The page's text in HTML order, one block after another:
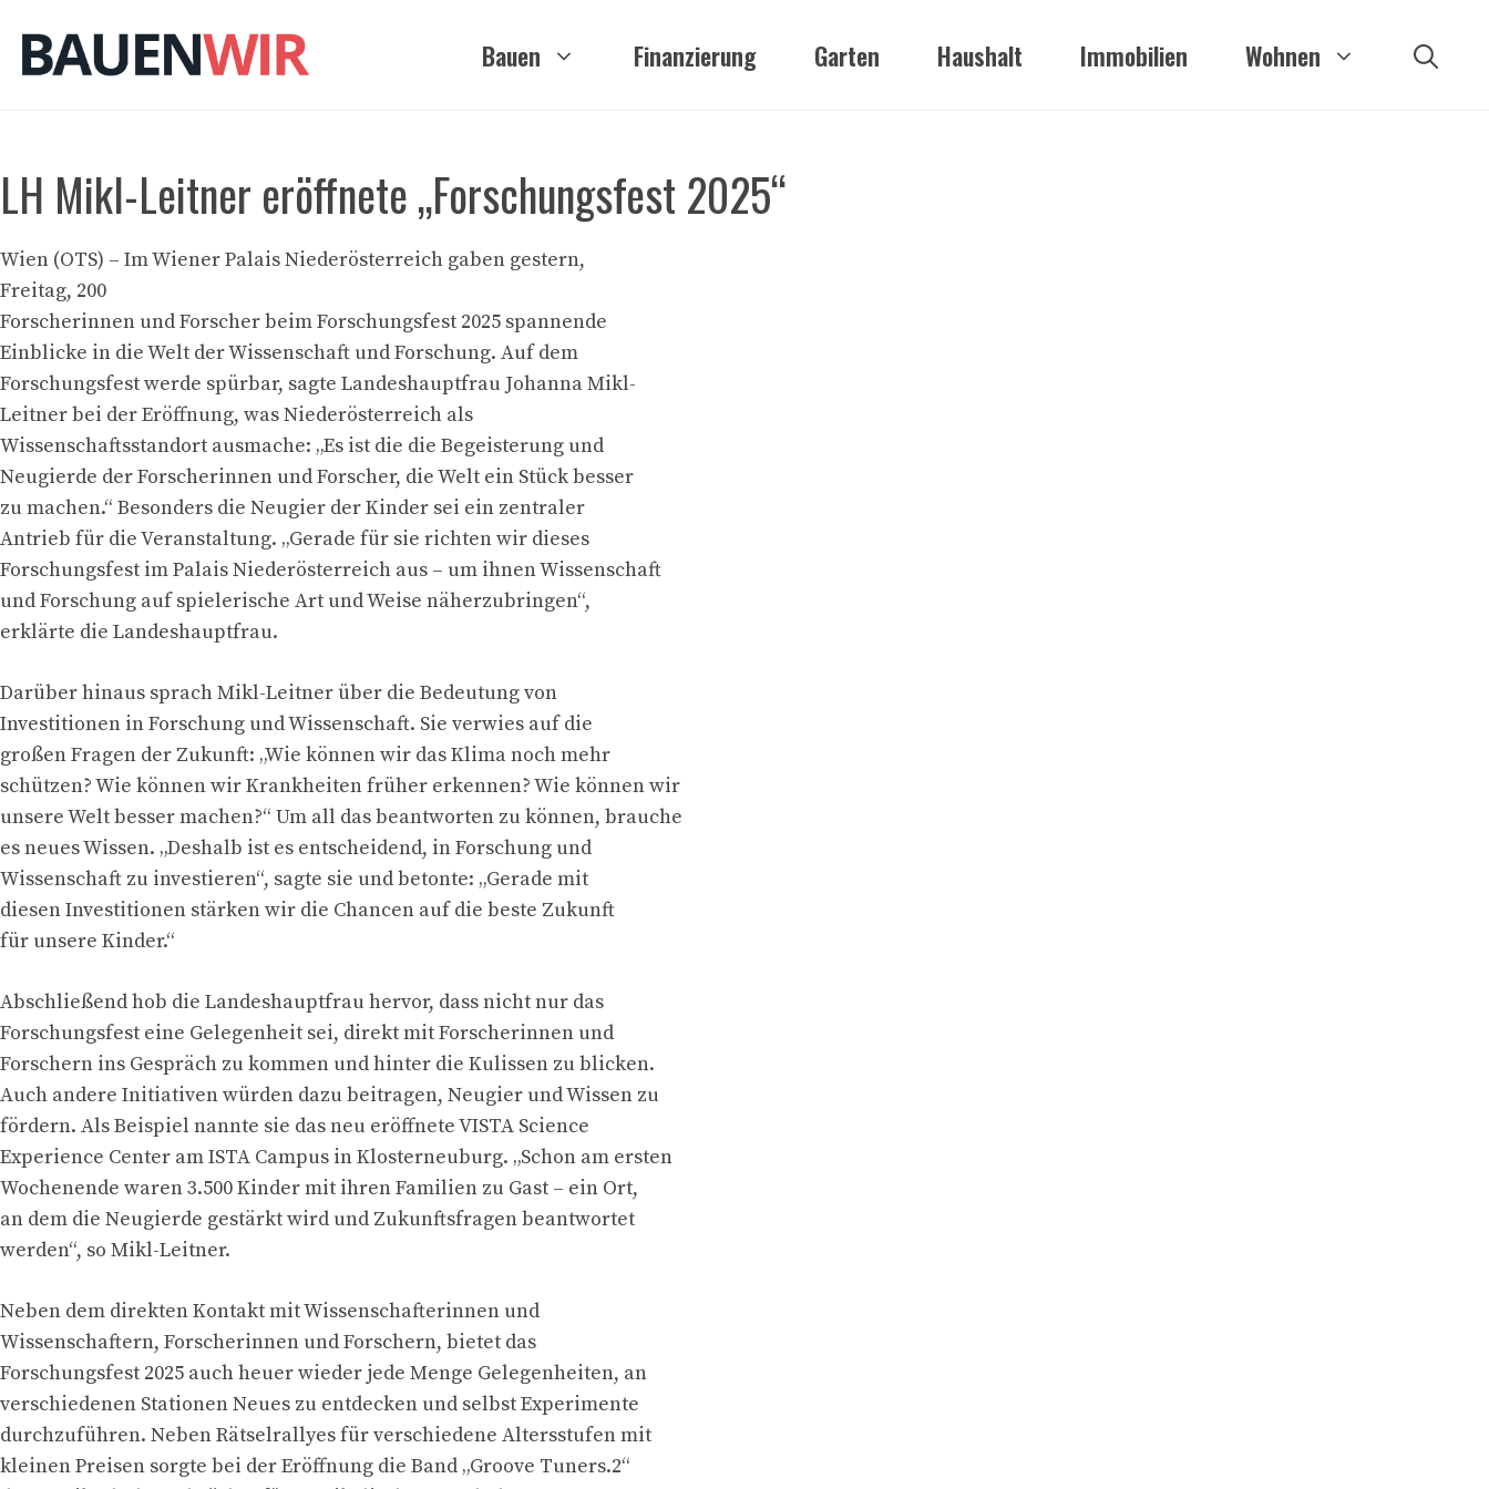
Inhalt
springen
Bauen Finanzierung Garten Haushalt Immobilien Wohnen
LH Mikl-Leitner eröffnete „Forschungsfest 2025“
Wien (OTS) – Im Wiener Palais Niederösterreich gaben gestern,
Freitag, 200
Forscherinnen und Forscher beim Forschungsfest 2025 spannende
Einblicke in die Welt der Wissenschaft und Forschung. Auf dem
Forschungsfest werde spürbar, sagte Landeshauptfrau Johanna Mikl-
Leitner bei der Eröffnung, was Niederösterreich als
Wissenschaftsstandort ausmache: „Es ist die die Begeisterung und
Neugierde der Forscherinnen und Forscher, die Welt ein Stück besser
zu machen.“ Besonders die Neugier der Kinder sei ein zentraler
Antrieb für die Veranstaltung. „Gerade für sie richten wir dieses
Forschungsfest im Palais Niederösterreich aus – um ihnen Wissenschaft
und Forschung auf spielerische Art und Weise näherzubringen“,
erklärte die Landeshauptfrau.
Darüber hinaus sprach Mikl-Leitner über die Bedeutung von
Investitionen in Forschung und Wissenschaft. Sie verwies auf die
großen Fragen der Zukunft: „Wie können wir das Klima noch mehr
schützen? Wie können wir Krankheiten früher erkennen? Wie können wir
unsere Welt besser machen?“ Um all das beantworten zu können, brauche
es neues Wissen. „Deshalb ist es entscheidend, in Forschung und
Wissenschaft zu investieren“, sagte sie und betonte: „Gerade mit
diesen Investitionen stärken wir die Chancen auf die beste Zukunft
für unsere Kinder.“
Abschließend hob die Landeshauptfrau hervor, dass nicht nur das
Forschungsfest eine Gelegenheit sei, direkt mit Forscherinnen und
Forschern ins Gespräch zu kommen und hinter die Kulissen zu blicken.
Auch andere Initiativen würden dazu beitragen, Neugier und Wissen zu
fördern. Als Beispiel nannte sie das neu eröffnete VISTA Science
Experience Center am ISTA Campus in Klosterneuburg. „Schon am ersten
Wochenende waren 3.500 Kinder mit ihren Familien zu Gast – ein Ort,
an dem die Neugierde gestärkt wird und Zukunftsfragen beantwortet
werden“, so Mikl-Leitner.
Neben dem direkten Kontakt mit Wissenschafterinnen und
Wissenschaftern, Forscherinnen und Forschern, bietet das
Forschungsfest 2025 auch heuer wieder jede Menge Gelegenheiten, an
verschiedenen Stationen Neues zu entdecken und selbst Experimente
durchzuführen. Neben Rätselrallyes für verschiedene Altersstufen mit
kleinen Preisen sorgte bei der Eröffnung die Band „Groove Tuners.2“